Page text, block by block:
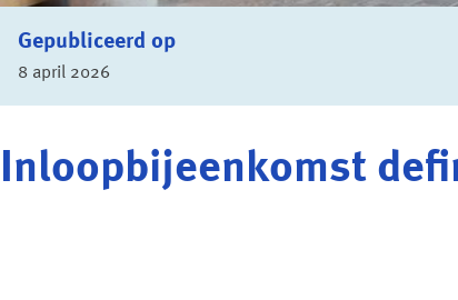
Gepubliceerd op
8 april 2026
Inloopbijeenkomst